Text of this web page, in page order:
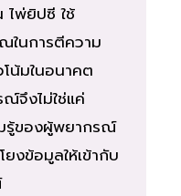
ไพ่ยิปซี ใช้
นการตีความ
น้มในอนาคต
จึงไม่ใช่แค่
ของผู้พยากรณ์
งข้อมูลให้เข้ากับ